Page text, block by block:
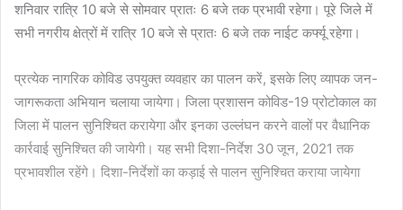
शनिवार रात्रि 10 बजे से सोमवार प्रातः 6 बजे तक प्रभावी रहेगा। पूरे जिले में
सभी नगरीय क्षेत्रों में रात्रि 10 बजे से प्रातः 6 बजे तक नाईट कर्फ्यू रहेगा।
प्रत्येक नागरिक कोविड उपयुक्त व्यवहार का पालन करें, इसके लिए व्यापक जन-
जागरूकता अभियान चलाया जायेगा। जिला प्रशासन कोविड-19 प्रोटोकाल का
जिला में पालन सुनिश्चित करायेगा और इनका उल्लंघन करने वालों पर वैधानिक
कार्रवाई सुनिश्चित की जायेगी। यह सभी दिशा-निर्देश 30 जून, 2021 तक
प्रभावशील रहेंगे। दिशा-निर्देशों का कड़ाई से पालन सुनिश्चित कराया जायेगा